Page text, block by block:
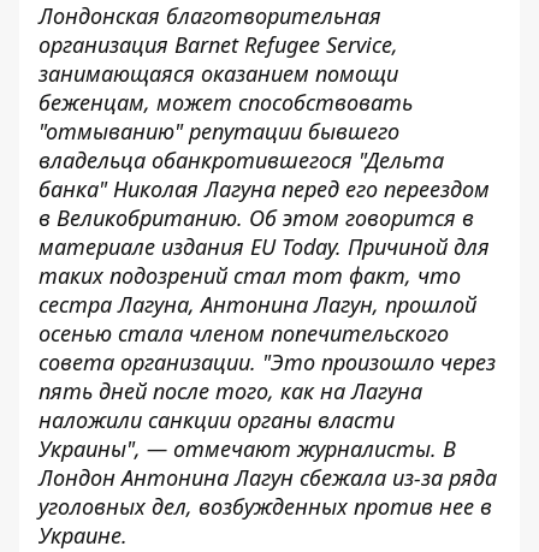
Лондонская благотворительная
организация Barnet Refugee Service,
занимающаяся оказанием помощи
беженцам, может способствовать
"отмыванию" репутации бывшего
владельца обанкротившегося "Дельта
банка" Николая Лагуна перед его переездом
в Великобританию. Об этом говорится в
материале издания EU Today. Причиной для
таких подозрений стал тот факт, что
сестра Лагуна, Антонина Лагун, прошлой
осенью стала членом попечительского
совета организации. "Это произошло через
пять дней после того, как на Лагуна
наложили санкции органы власти
Украины", — отмечают журналисты. В
Лондон Антонина Лагун сбежала из-за ряда
уголовных дел, возбужденных против нее в
Украине.